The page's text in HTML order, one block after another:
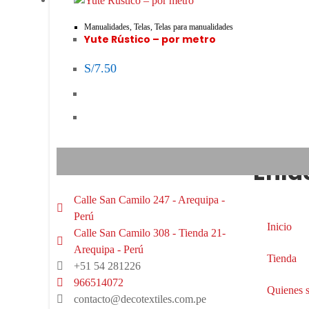
Manualidades, Telas, Telas para manualidades
Yute Rústico – por metro
S/7.50
Calle San Camilo 247 - Arequipa -
Perú
Calle San Camilo 308 - Tienda 21-
Arequipa - Perú
+51 54 281226
966514072
contacto@decotextiles.com.pe
Inicio
Tienda
Quienes